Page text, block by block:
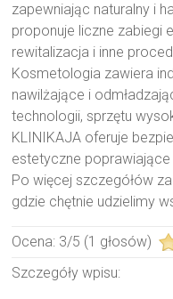
zapewniając naturalny i
proponuje liczne zabiegi
rewitalizacja i inne
Kosmetologia zawiera
nawilżające i
technologii, sprzętu
KLINIKAJA oferuje
estetyczne
Po więcej szczegółów
gdzie chętnie udzielimy
Ocena: 3/5 (1 głosów)
Szczegóły wpisu: